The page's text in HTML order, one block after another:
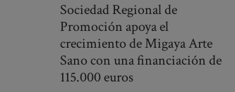
Sociedad Regional de
Promoción apoya el
crecimiento de Migaya Arte
Sano con una financiación de
115.000 euros